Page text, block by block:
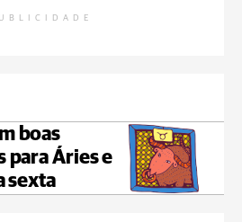
boas
para Áries e
sexta